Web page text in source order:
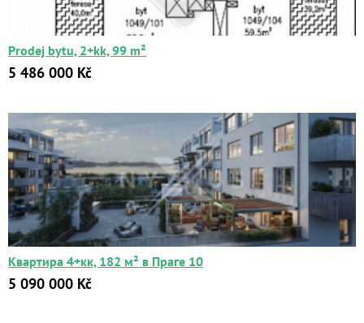
Prodej bytu, 2+kk, 99 m²
5 486 000 Kč
Квартира 4+кк, 182 м² в Праге 10
5 090 000 Kč